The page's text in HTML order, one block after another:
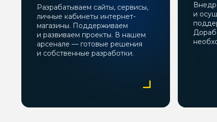
Разрабатываем сайты, сервисы,
личные кабинеты интернет-
магазины. Поддерживаем
и развиваем проекты. В нашем
арсенале — готовые решения
и собственные разработки.
и